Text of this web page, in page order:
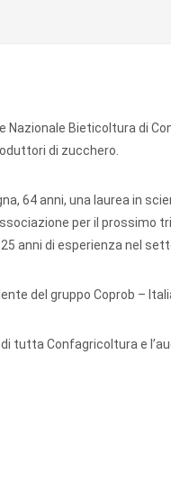
Nazionale Bieticoltura di
di zucchero.
64 anni, una laurea in
per il prossimo
anni di esperienza nel
del gruppo Coprob –
tutta Confagricoltura e